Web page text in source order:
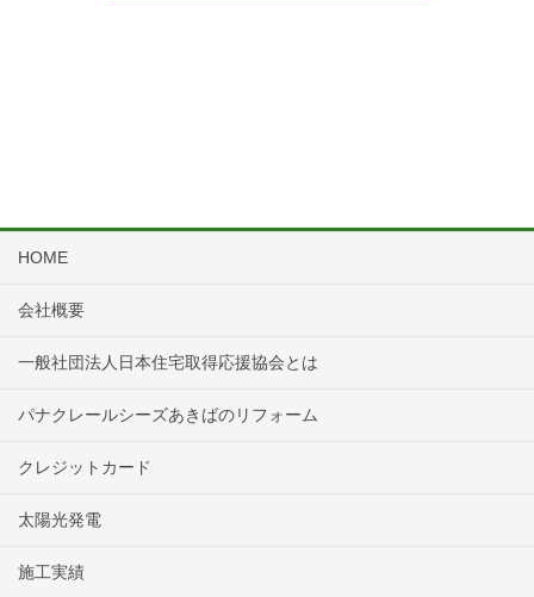
HOME
会社概要
一般社団法人日本住宅取得応援協会とは
パナクレールシーズあきばのリフォーム
クレジットカード
太陽光発電
施工実績